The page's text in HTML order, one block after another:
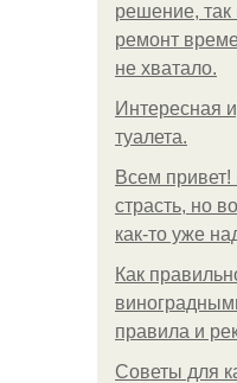
решение, так
ремонт
не хватало.
Интересная
туалета.
Всем
страсть, но
как-то уже
Как
правила и
Советы для